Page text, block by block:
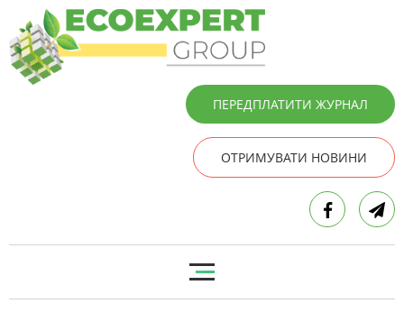
ПЕРЕДПЛАТИТИ ЖУРНАЛ
ОТРИМУВАТИ НОВИНИ